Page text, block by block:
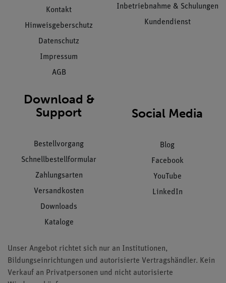
Kontakt
Hinweisgeberschutz
Datenschutz
Impressum
AGB
Inbetriebnahme & Schulungen
Kundendienst
Download &
Support
Bestellvorgang
Schnellbestellformular
Zahlungsarten
Versandkosten
Downloads
Kataloge
Social Media
Blog
Facebook
YouTube
LinkedIn
Unser Angebot richtet sich nur an Institutionen,
Bildungseinrichtungen und autorisierte Vertragshändler. Kein
Verkauf an Privatpersonen und nicht autorisierte